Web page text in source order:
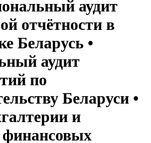
аудит
отчётности в
Беларусь •
аудит
по
Беларуси •
и
финансовых